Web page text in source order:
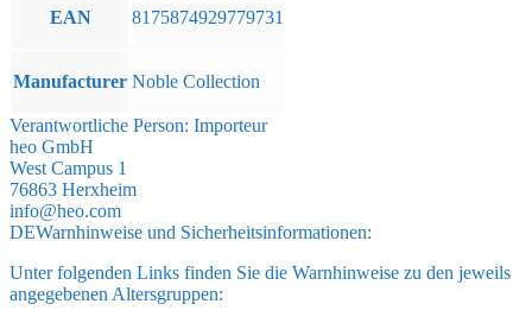
EAN 8175874929779731
Manufacturer Noble Collection
Verantwortliche Person: Importeur
heo GmbH
West Campus 1
76863 Herxheim
info@heo.com
DEWarnhinweise und Sicherheitsinformationen:
Unter folgenden Links finden Sie die Warnhinweise zu den jeweils
angegebenen Altersgruppen: